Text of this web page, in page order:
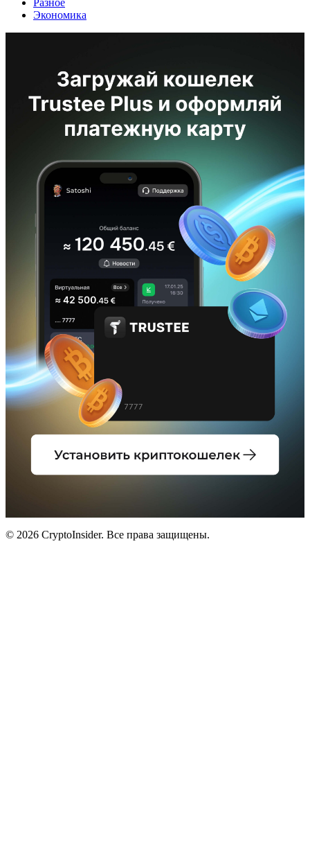
Разное
Экономика
© 2026 CryptoInsider. Все права защищены.